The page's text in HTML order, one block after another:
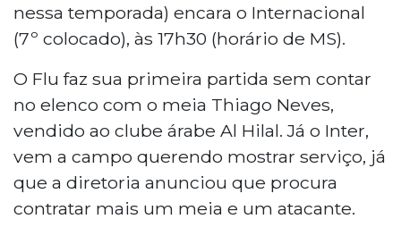
nessa temporada) encara o Internacional
(7º colocado), às 17h30 (horário de MS).
O Flu faz sua primeira partida sem contar
no elenco com o meia Thiago Neves,
vendido ao clube árabe Al Hilal. Já o Inter,
vem a campo querendo mostrar serviço, já
que a diretoria anunciou que procura
contratar mais um meia e um atacante.